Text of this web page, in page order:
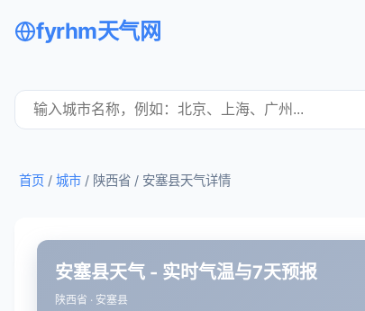
fyrhm天气网
首页 / 城市 / 陕西省 / 安塞县天气详情
安塞县天气 - 实时气温与7天预报
陕西省 · 安塞县